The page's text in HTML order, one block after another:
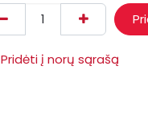
Pridėti į norų sąrašą